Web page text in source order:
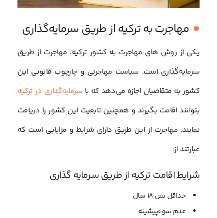
مهاجرت به ترکیه از طریق سرمایه‌گذاری
یکی از روش های مهاجرت به کشور ترکیه، مهاجرت از طریق
سرمایه‌گذاری است. سیاست مهاجرتی و چارچوب قانونی این
کشور به متقاضیان اجازه می‌دهد که با سرمایه‌گذاری در ترکیه
بتوانند اقامت بگیرند و همچنین تابعیت این کشور را دریافت
نمایند. مهاجرت از این طریق دارای شرایط و مزایایی است که
عبارتند از:
شرایط اقامت ترکیه از طریق سرمایه گذاری
حداقل سن 18 سال
عدم سوءپیشینه